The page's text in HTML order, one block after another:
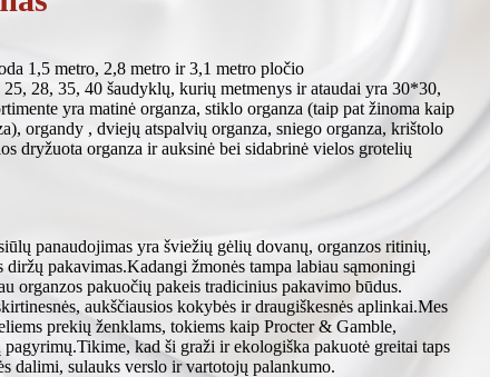
1,5 metro, 2,8 metro ir 3,1 metro pločio
28, 35, 40 šaudyklų, kurių metmenys ir ataudai yra 30*30,
yra matinė organza, stiklo organza (taip pat žinoma kaip
organdy , dviejų atspalvių organza, sniego organza, krištolo
dryžuota organza ir auksinė bei sidabrinė vielos grotelių
panaudojimas yra šviežių gėlių dovanų, organzos ritinių,
diržų pakavimas.Kadangi žmonės tampa labiau sąmoningi
organzos pakuočių pakeis tradicinius pakavimo būdus.
aukščiausios kokybės ir draugiškesnės aplinkai.Mes
prekių ženklams, tokiems kaip Procter & Gamble,
kad ši graži ir ekologiška pakuotė greitai taps
dalimi, sulauks verslo ir vartotojų palankumo.